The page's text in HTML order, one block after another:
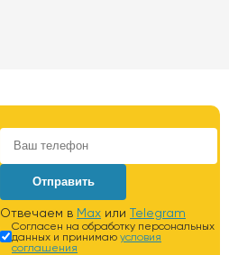
Отправить
Отвечаем в Max или Telegram
Согласен на обработку персональных
данных и принимаю условия
соглашения